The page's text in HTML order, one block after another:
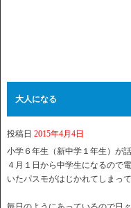
大人になる
投稿日 2015年4月4日
小学６年生（新中学１年生）が
４月１日から中学生になるので
いたパスモがはじかれてしまっ